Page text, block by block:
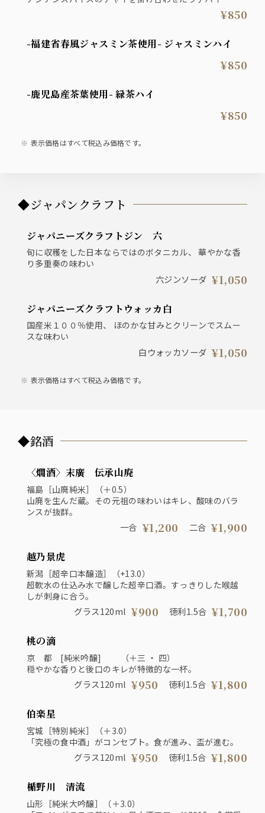
¥850
-福建省春風ジャスミン茶使用- ジャスミンハイ
¥850
-鹿児島産茶葉使用- 緑茶ハイ
¥850
表示価格はすべて税込み価格です。
◆ジャパンクラフト
ジャパニーズクラフトジン 六
旬に収穫をした日本ならではのボタニカル、 華やかな香
り多重奏の味わい
六ジンソーダ ¥1,050
ジャパニーズクラフトウォッカ白
国産米１００％使用、 ほのかな甘みとクリーンでスムー
スな味わい
白ウォッカソーダ ¥1,050
表示価格はすべて税込み価格です。
◆銘酒
〈燗酒〉末廣 伝承山廃
福島［山廃純米］（＋0.5）
山廃を生んだ蔵。その元祖の味わいはキレ、酸味のバラ
ンスが抜群。
一合 ¥1,200 二合 ¥1,900
越乃景虎
新潟［超辛口本醸造］（+13.0）
超軟水の仕込み水で醸した超辛口酒。すっきりした喉越
しが刺身に合う。
グラス120ml ¥900 徳利1.5合 ¥1,700
桃の滴
京 都 [純米吟醸] （＋三 ・ 四）
穏やかな香りと後口のキレが特徴的な一杯。
グラス120ml ¥950 徳利1.5合 ¥1,800
伯楽星
宮城［特別純米］（＋3.0）
「究極の食中酒」がコンセプト。食が進み、盃が進む。
グラス120ml ¥950 徳利1.5合 ¥1,800
楯野川 清流
山形［純米大吟醸］（＋3.0）